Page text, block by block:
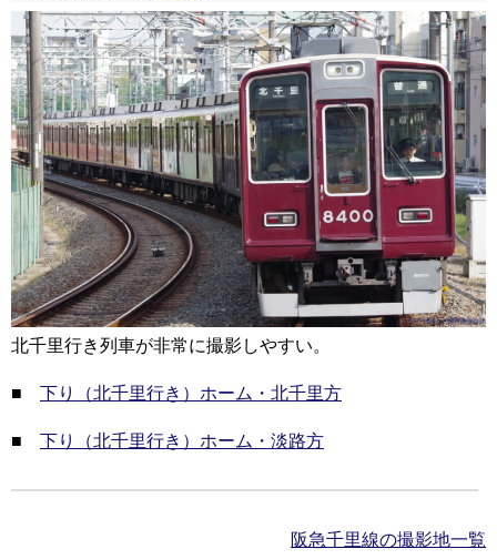
北千里行き列車が非常に撮影しやすい。
■ 下り（北千里行き）ホーム・北千里方
■ 下り（北千里行き）ホーム・淡路方
阪急千里線の撮影地一覧